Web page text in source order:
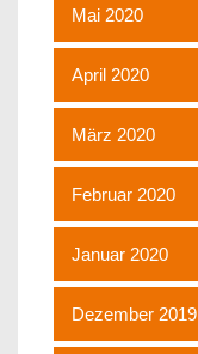
Mai 2020
April 2020
März 2020
Februar 2020
Januar 2020
Dezember 2019